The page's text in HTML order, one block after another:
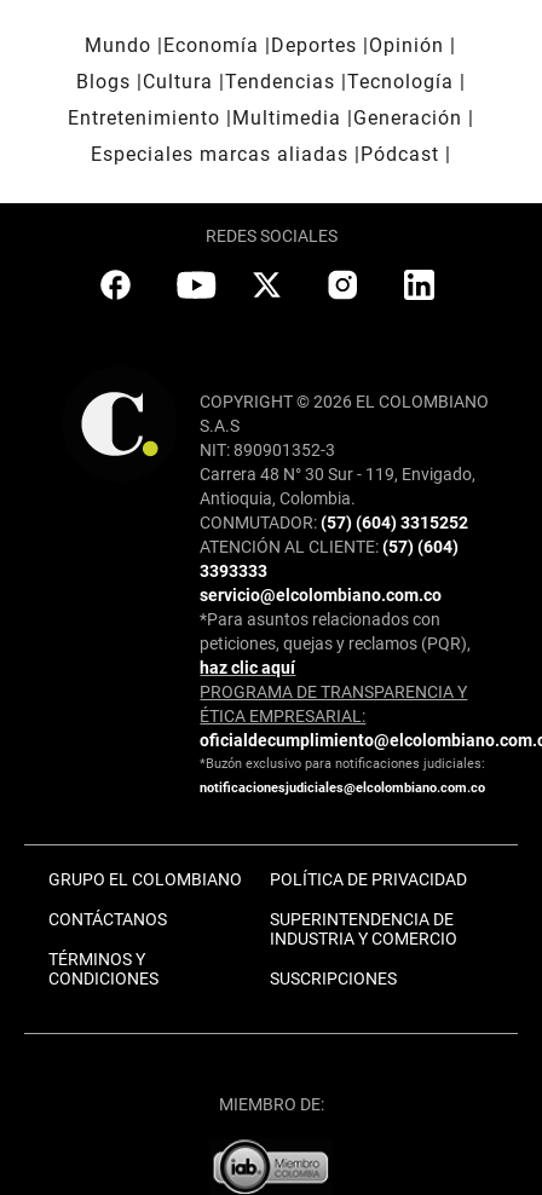
Mundo Economía Deportes
Opinión
Blogs
Cultura Tendencias Tecnología
Entretenimiento
Multimedia
Generación
Especiales marcas aliadas
Pódcast
REDES SOCIALES
COPYRIGHT © 2026 EL COLOMBIANO
S.A.S
NIT: 890901352-3
Carrera 48 N° 30 Sur - 119, Envigado,
Antioquia, Colombia.
CONMUTADOR:(57) (604) 3315252
ATENCIÓN AL CLIENTE:(57) (604)
3393333
servicio@elcolombiano.com.co
*Para asuntos relacionados con
peticiones, quejas y reclamos (PQR),
haz clic aquí
PROGRAMA DE TRANSPARENCIA Y
ÉTICA EMPRESARIAL:
*Buzón exclusivo para notificaciones judiciales:
notificacionesjudiciales@elcolombiano.com.co
GRUPO EL COLOMBIANO
CONTÁCTANOS
TÉRMINOS Y
CONDICIONES
POLÍTICA DE PRIVACIDAD
SUPERINTENDENCIA DE
INDUSTRIA Y COMERCIO
SUSCRIPCIONES
MIEMBRO DE: